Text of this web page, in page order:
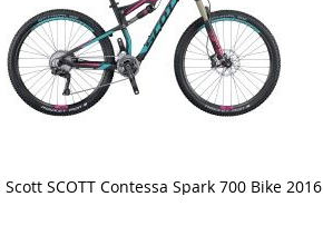
Scott SCOTT Contessa Spark 700 Bike 2016